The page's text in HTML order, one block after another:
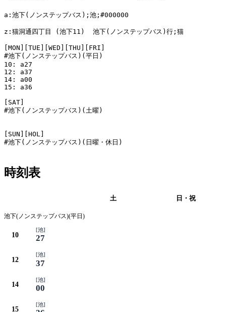
a:池下(ノンステップバス);池;#000000
z:猫洞通四丁目 (池下11)  池下(ノンステップバス)行;猫
[MON][TUE][WED][THU][FRI]
#池下(ノンステップバス)(平日)
10: a27
12: a37
14: a00
15: a36
[SAT]
#池下(ノンステップバス)(土曜)
[SUN][HOL]
#池下(ノンステップバス)(日曜・休日)
時刻表
土 日・祝
池下(ノンステップバス)(平日)
10
[池]
27
12
[池]
37
14
[池]
00
15
[池]